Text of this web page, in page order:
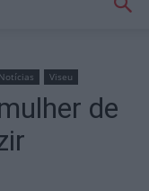
Notícias Viseu
de